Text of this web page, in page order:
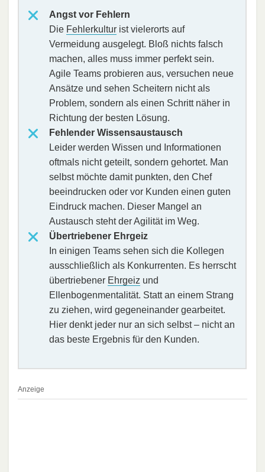
Angst vor Fehlern
Die Fehlerkultur ist vielerorts auf
Vermeidung ausgelegt. Bloß nichts falsch
machen, alles muss immer perfekt sein.
Agile Teams probieren aus, versuchen neue
Ansätze und sehen Scheitern nicht als
Problem, sondern als einen Schritt näher in
Richtung der besten Lösung.
Fehlender Wissensaustausch
Leider werden Wissen und Informationen
oftmals nicht geteilt, sondern gehortet. Man
selbst möchte damit punkten, den Chef
beeindrucken oder vor Kunden einen guten
Eindruck machen. Dieser Mangel an
Austausch steht der Agilität im Weg.
Übertriebener Ehrgeiz
In einigen Teams sehen sich die Kollegen
ausschließlich als Konkurrenten. Es herrscht
übertriebener Ehrgeiz und
Ellenbogenmentalität. Statt an einem Strang
zu ziehen, wird gegeneinander gearbeitet.
Hier denkt jeder nur an sich selbst – nicht an
das beste Ergebnis für den Kunden.
Anzeige